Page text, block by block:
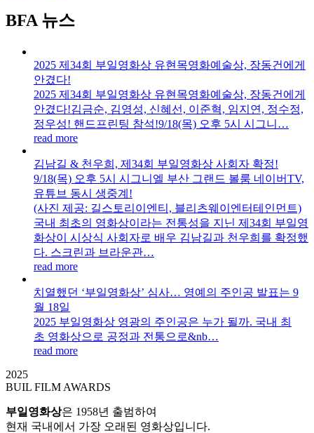
BFA 뉴스
2025 제34회 부일영화상 유현목영화예술상, 장동건에게
안겼다!
2025 제34회 부일영화상 유현목영화예술상, 장동건에게
안겼다!김금순, 김영성, 신혜선, 이준혁, 임지연, 정수정,
정우성! 핸드프린팅 참석!9/18(목) 오후 5시 시그니…
read more
김남길 & 천우희, 제34회 부일영화상 사회자 확정!
9/18(목) 오후 5시 시그니엘 부산 그랜드 볼룸 네이버TV,
유튜브 동시 생중계!
(사진 제공: 길스토리이엔티, 블리츠웨이엔터테인먼트)
국내 최초의 영화상이라는 전통성을 지닌 제34회 부일영
화상이 시상식 사회자로 배우 김남길과 천우희를 확정했
다. 스크린과 브라운관…
read more
치열했던 ‘부일영화상’ 심사… 영예의 주인공 발표는 9
월 18일
2025 부일영화상 영광의 주인공은 누가 될까. 국내 최
초 영화상으로 공정과 전통으로&nb…
read more
2025
BUIL FILM AWARDS
부일영화상은 1958년 출범하여
현재 국내에서 가장 오래된 영화상입니다.